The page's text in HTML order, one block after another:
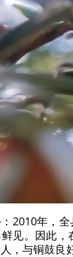
2010年，
见。因此，
，与铜鼓良